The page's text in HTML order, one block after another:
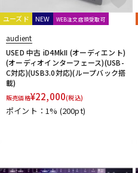
ユーズド NEW WEB注文店頭受取可
audient
USED 中古 iD4MkII (オーディエント)
(オーディオインターフェース)(USB-
C対応)(USB3.0対応)(ループバック搭
載)
販売価格¥22,000(税込)
ポイント：1% (200pt)